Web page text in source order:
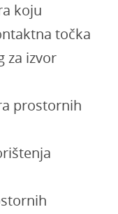
koju
točka
za izvor
prostornih